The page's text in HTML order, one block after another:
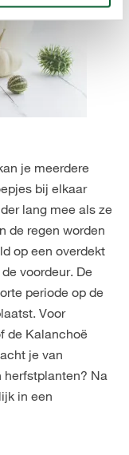
je meerdere
bij elkaar
lang mee als ze
de regen worden
op een overdekt
voordeur. De
periode op de
Voor
de Kalanchoë
je van
herfstplanten? Na
in een